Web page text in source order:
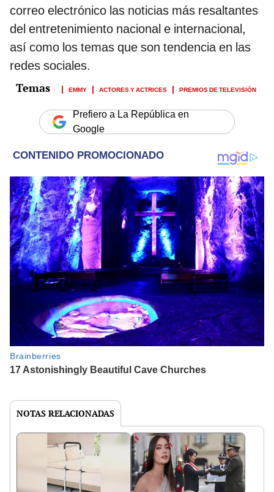
correo electrónico las noticias más resaltantes
del entretenimiento nacional e internacional,
así como los temas que son tendencia en las
redes sociales.
EMMY ACTORES Y ACTRICES PREMIOS DE TELEVISIÓN
Prefiero a La República en
Google
NOTAS RELACIONADAS